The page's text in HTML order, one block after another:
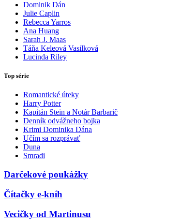
Dominik Dán
Julie Caplin
Rebecca Yarros
Ana Huang
Sarah J. Maas
Táňa Keleová Vasilková
Lucinda Riley
Top série
Romantické úteky
Harry Potter
Kapitán Stein a Notár Barbarič
Denník odvážneho bojka
Krimi Dominika Dána
Učím sa rozprávať
Duna
Smradi
Darčekové poukážky
Čítačky e-kníh
Vecičky od Martinusu